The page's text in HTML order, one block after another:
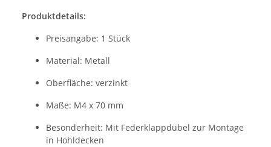
Produktdetails:
Preisangabe: 1 Stück
Material: Metall
Oberfläche: verzinkt
Maße: M4 x 70 mm
Besonderheit: Mit Federklappdübel zur Montage
in Hohldecken